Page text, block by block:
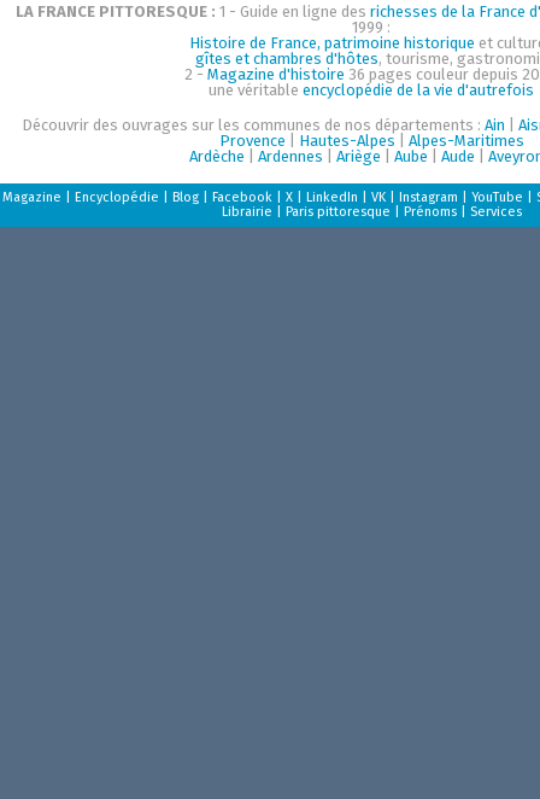
LA FRANCE PITTORESQUE : 1 - Guide en ligne des richesses de la France
1999 :
Histoire de France, patrimoine historique et
gîtes et chambres d'hôtes, tourisme,
2 - Magazine d'histoire 36 pages couleur depuis
une véritable encyclopédie de la vie d'autrefois
Découvrir des ouvrages sur les communes de nos départements : Ain
Provence
Hautes-Alpes
Alpes-Maritimes
Ardèche
Ardennes Ariège Aube Aude
Magazine Encyclopédie Blog| Facebook| X| LinkedIn VK| Instagram YouTube
Librairie
Paris pittoresque Prénoms| Services